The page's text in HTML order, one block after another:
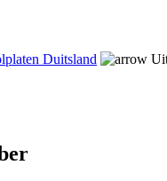
Duitsland